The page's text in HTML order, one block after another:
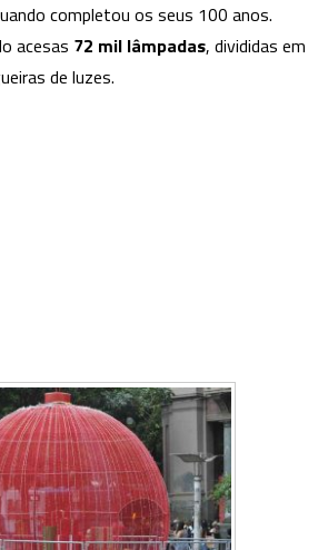
completou os seus 100 anos.
acesas 72 mil lâmpadas, divididas em
de luzes.